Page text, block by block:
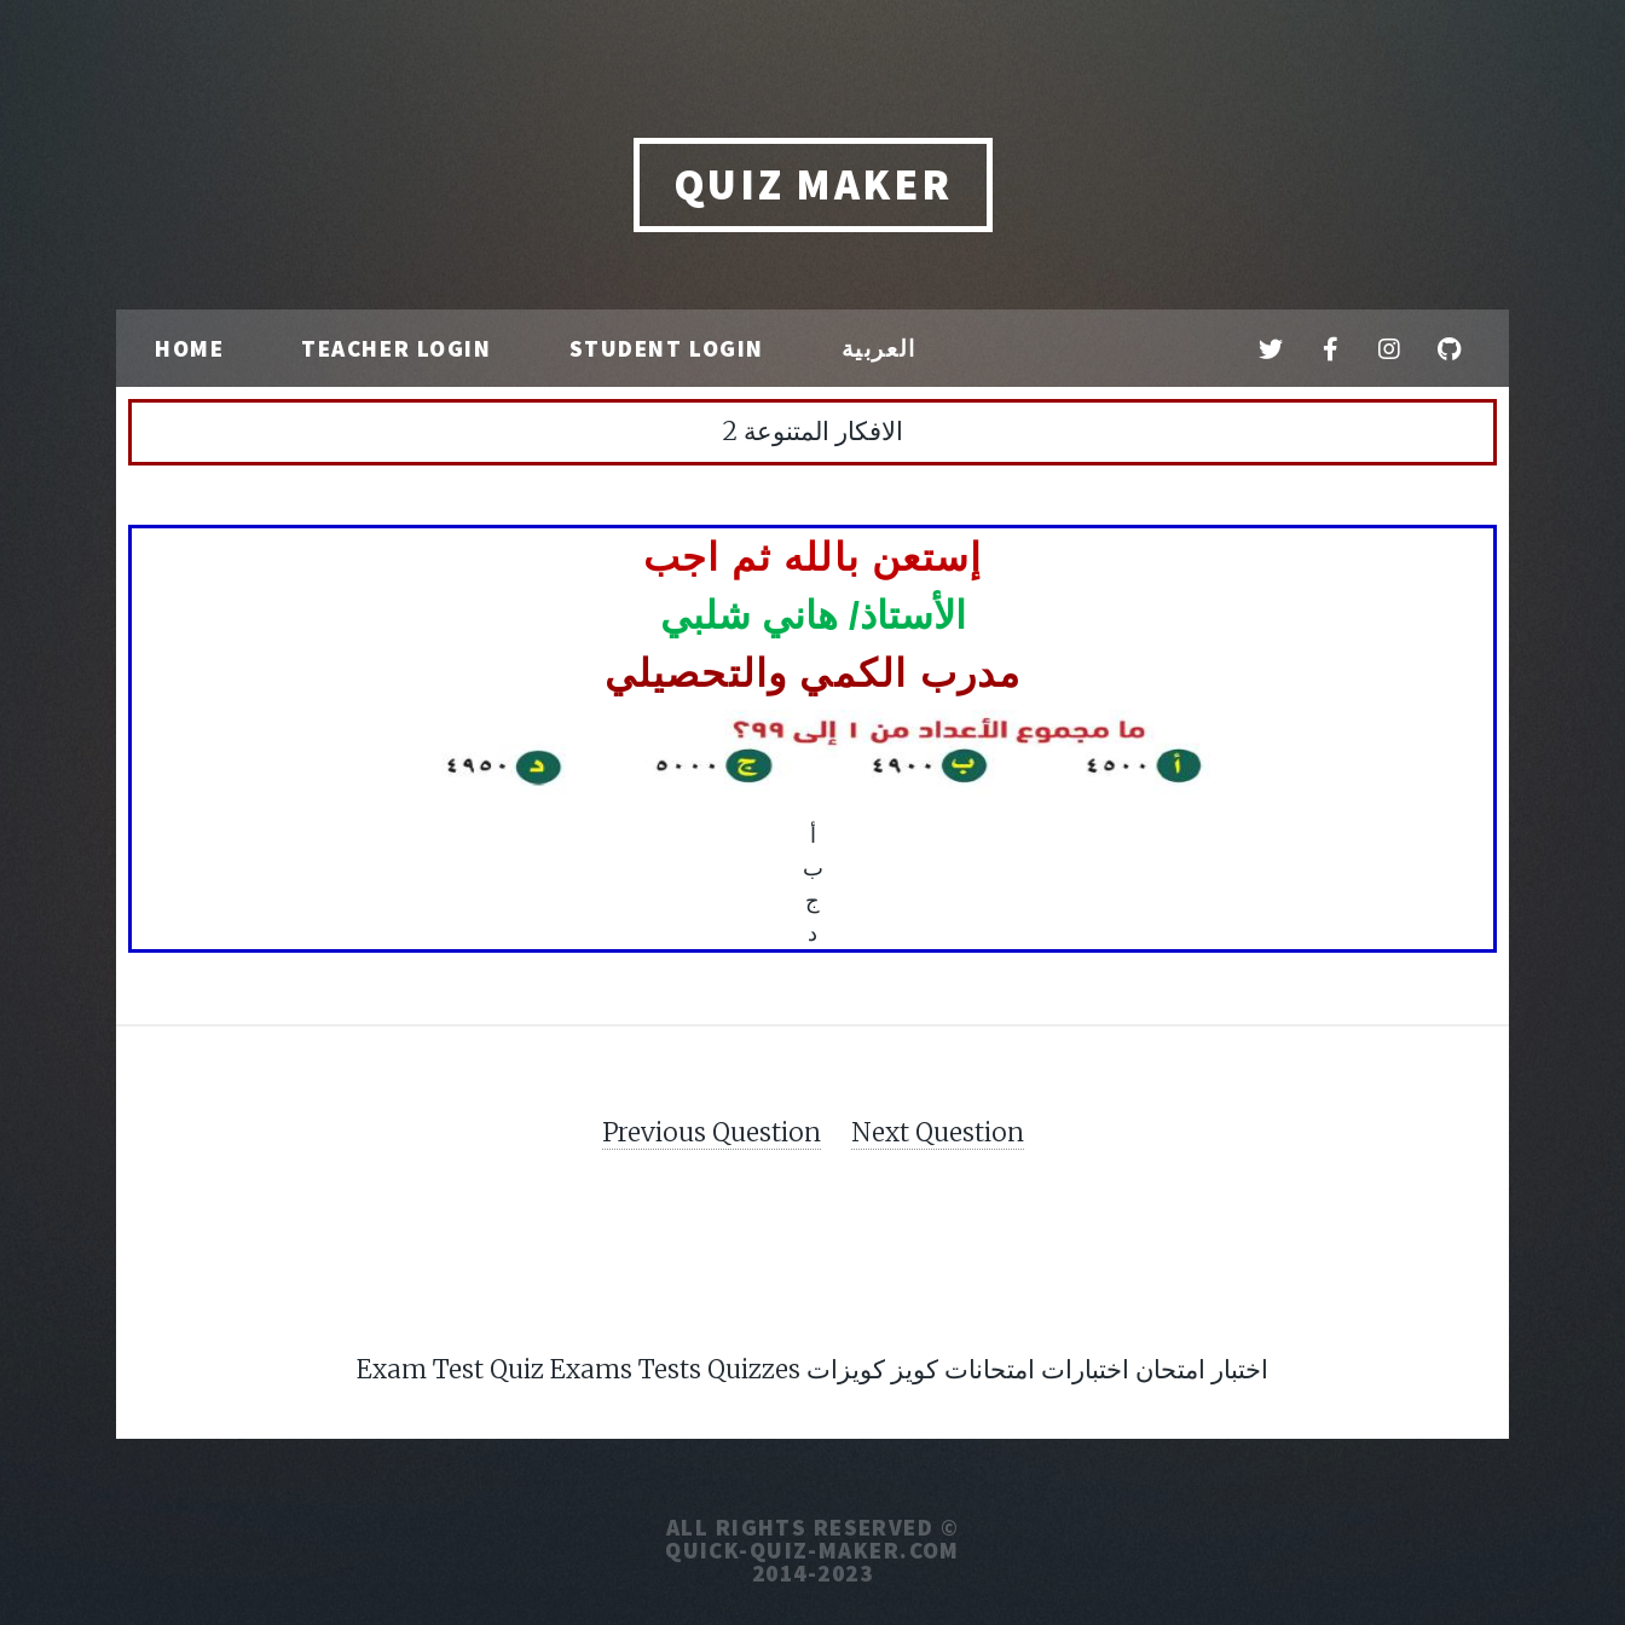
QUIZ MAKER
HOME TEACHER LOGIN STUDENT LOGIN العربية
الافكار المتنوعة 2
إستعن بالله ثم اجب
الأستاذ/ هاني شلبي
مدرب الكمي والتحصيلي
أ
ب
ج
د
Previous Question Next Question
Exam Test Quiz Exams Tests Quizzes اختبار امتحان اختبارات امتحانات كويز كويزات
ALL RIGHTS RESERVED ©
QUICK-QUIZ-MAKER.COM
2014-2023